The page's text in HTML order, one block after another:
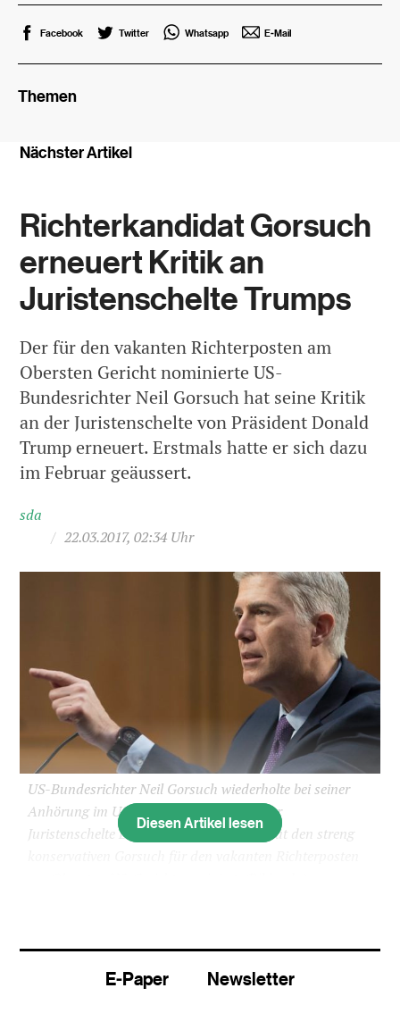
Facebook Twitter Whatsapp E-Mail
Themen
Nächster Artikel
Richterkandidat Gorsuch
erneuert Kritik an
Juristenschelte Trumps
Der für den vakanten Richterposten am
Obersten Gericht nominierte US-
Bundesrichter Neil Gorsuch hat seine Kritik
an der Juristenschelte von Präsident Donald
Trump erneuert. Erstmals hatte er sich dazu
im Februar geäussert.
sda
/ 22.03.2017, 02:34 Uhr
US-Bundesrichter Neil Gorsuch wiederholte bei seiner
Anhörung im US-Senat seine Kritik an der
Juristenschelte Donald Trumps. Trump hat den streng
Gorsuch hat seine Kritik an der Juristenschelte
von Präsident Donald Trump erneuert. Erstmals
Diesen Artikel lesen
E-Paper Newsletter